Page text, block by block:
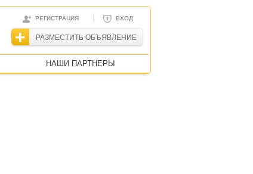
РЕГИСТРАЦИЯ | ВХОД
РАЗМЕСТИТЬ ОБЪЯВЛЕНИЕ
НАШИ ПАРТНЕРЫ